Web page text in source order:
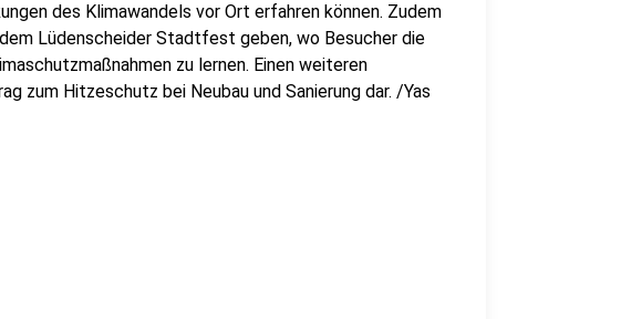
des Klimawandels vor Ort erfahren können. Zudem
Lüdenscheider Stadtfest geben, wo Besucher die
zu lernen. Einen weiteren
zum Hitzeschutz bei Neubau und Sanierung dar. /Yas